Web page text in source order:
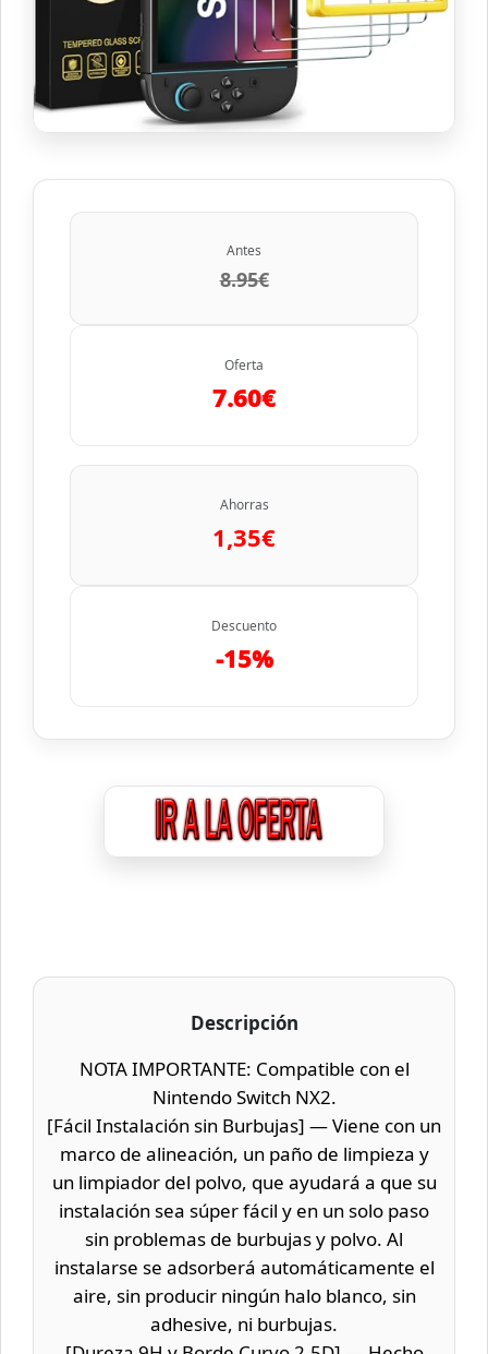
Antes
8.95€
Oferta
7.60€
Ahorras
1,35€
Descuento
-15%
Descripción
NOTA IMPORTANTE: Compatible con el
Nintendo Switch NX2.
[Fácil Instalación sin Burbujas] — Viene con un
marco de alineación, un paño de limpieza y
un limpiador del polvo, que ayudará a que su
instalación sea súper fácil y en un solo paso
sin problemas de burbujas y polvo. Al
instalarse se adsorberá automáticamente el
aire, sin producir ningún halo blanco, sin
adhesive, ni burbujas.